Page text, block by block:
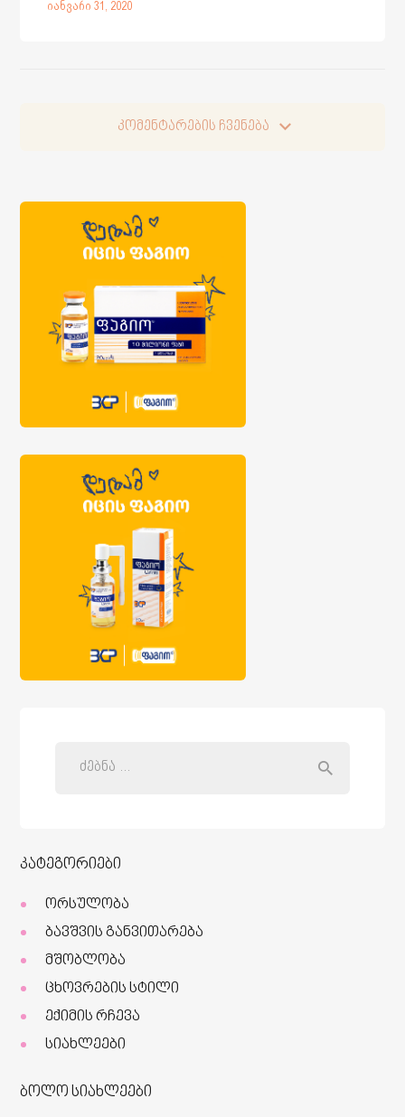
იანვარი 31, 2020
კომენტარების ჩვენება
კატეგორიები
ორსულობა
ბავშვის განვითარება
მშობლობა
ცხოვრების სტილი
ექიმის რჩევა
სიახლეები
ბოლო სიახლეები